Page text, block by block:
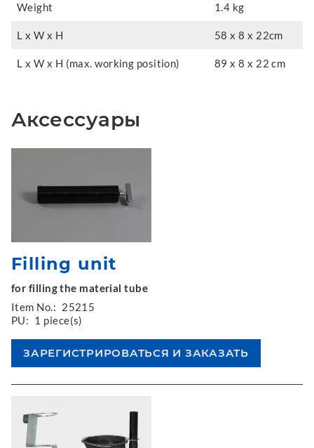
Weight 1.4 kg
L x W x H 58 x 8 x 22cm
L x W x H (max. working position) 89 x 8 x 22 cm
Аксессуары
Filling unit
for filling the material tube
Item No.: 25215
PU: 1 piece(s)